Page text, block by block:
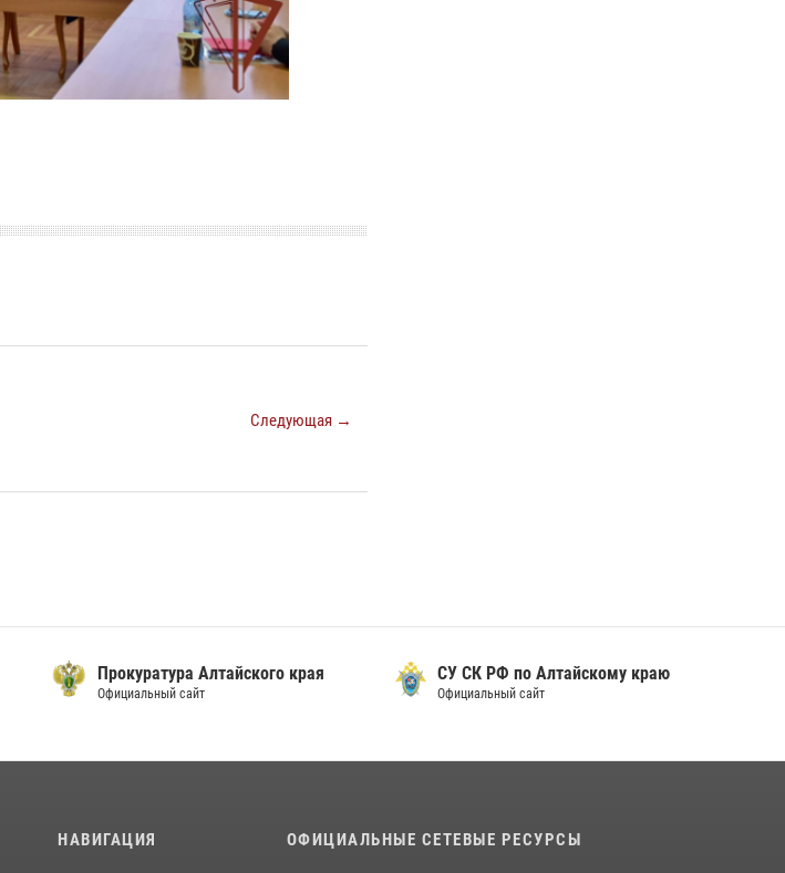
Следующая →
Прокуратура Алтайского края
Официальный сайт
СУ СК РФ по Алтайскому краю
Официальный сайт
НАВИГАЦИЯ ОФИЦИАЛЬНЫЕ СЕТЕВЫЕ РЕСУРСЫ